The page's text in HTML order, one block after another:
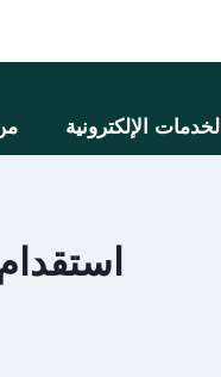
الخدمات الإلكترونية